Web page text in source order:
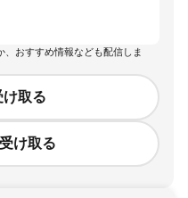
、おすすめ情報なども配信しま
け取る
け取る